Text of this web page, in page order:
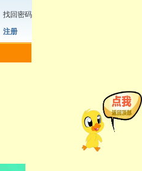
找回密码
注册